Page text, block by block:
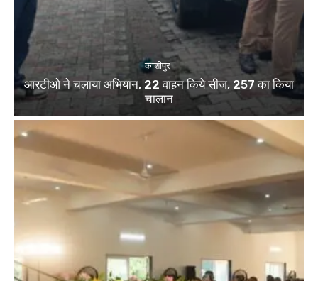
काशीपुर
आरटीओ ने चलाया अभियान, 22 वाहन किये सीज, 257 का किया
चालान